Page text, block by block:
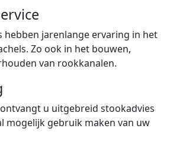
hebben jarenlange ervaring in het
Zo ook in het bouwen,
van rookkanalen.
u uitgebreid stookadvies
mogelijk gebruik maken van uw